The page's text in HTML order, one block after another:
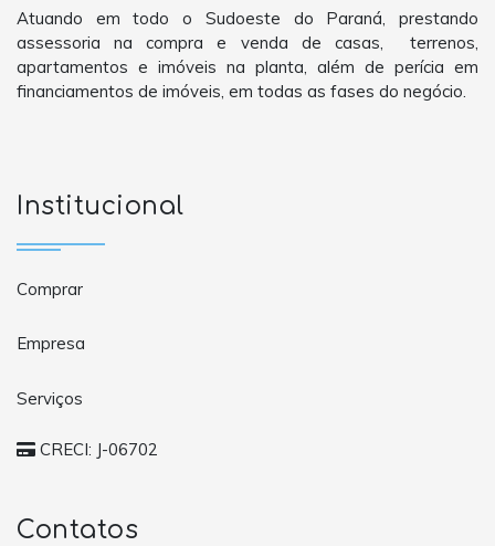
Atuando em todo o Sudoeste do Paraná, prestando
assessoria na compra e venda de casas, terrenos,
apartamentos e imóveis na planta, além de perícia em
financiamentos de imóveis, em todas as fases do negócio.
Institucional
Comprar
Empresa
Serviços
CRECI: J-06702
Contatos